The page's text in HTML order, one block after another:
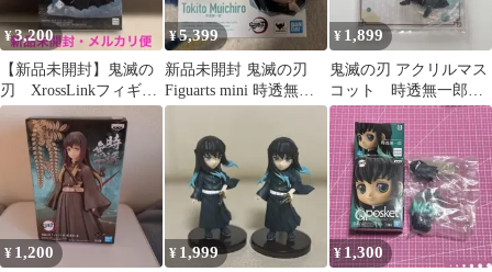
¥3,200
【新品未開封】鬼滅の
刃 XrossLinkフィギュ
ア 時透無一郎 柱稽
古編
¥5,399
新品未開封 鬼滅の刃
Figuarts mini 時透無一
郎 フィギュアーツミニ
¥ 1,899
鬼滅の刃 アクリルマス
コット 時透無一郎
全集中展
¥ 1,200 ¥ 1,999 ¥ 1,300